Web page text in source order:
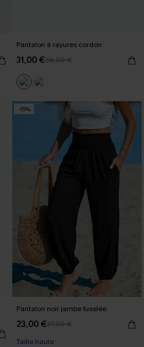
Pantalon à rayures cordon
31,00 €36,00 €
-15%
Pantalon noir jambe fuselée
23,00 €27,00 €
Taille haute